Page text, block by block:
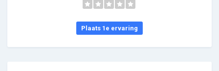
Plaats 1e ervaring